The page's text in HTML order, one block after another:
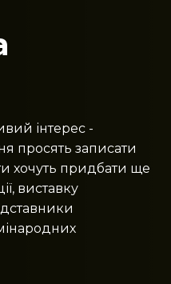
інтерес -
просять записати
хочуть придбати ще
виставку